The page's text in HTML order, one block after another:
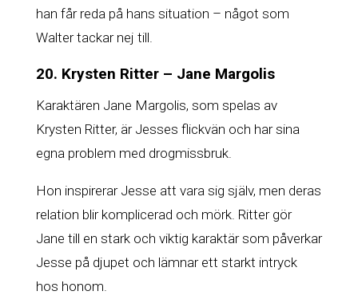
han får reda på hans situation – något som
Walter tackar nej till.
20. Krysten Ritter – Jane Margolis
Karaktären Jane Margolis, som spelas av
Krysten Ritter, är Jesses flickvän och har sina
egna problem med drogmissbruk.
Hon inspirerar Jesse att vara sig själv, men deras
relation blir komplicerad och mörk. Ritter gör
Jane till en stark och viktig karaktär som påverkar
Jesse på djupet och lämnar ett starkt intryck
hos honom.